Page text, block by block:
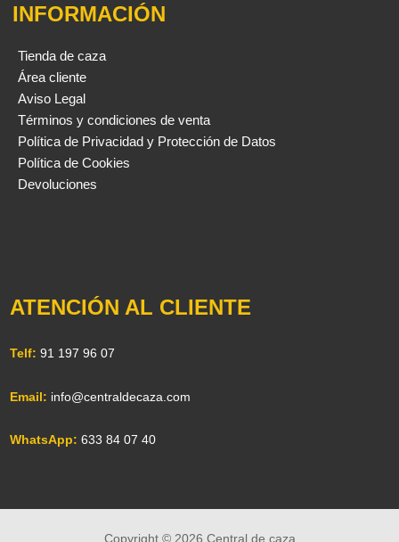
INFORMACIÓN
Tienda de caza
Área cliente
Aviso Legal
Términos y condiciones de venta
Política de Privacidad y Protección de Datos
Política de Cookies
Devoluciones
ATENCIÓN AL CLIENTE
Telf: 91 197 96 07
Email: info@centraldecaza.com
WhatsApp: 633 84 07 40
Copyright © 2026 Central de caza